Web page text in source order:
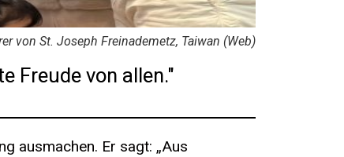
von St. Joseph Freinademetz, Taiwan (Web)
Freude von allen."
ausmachen. Er sagt: „Aus